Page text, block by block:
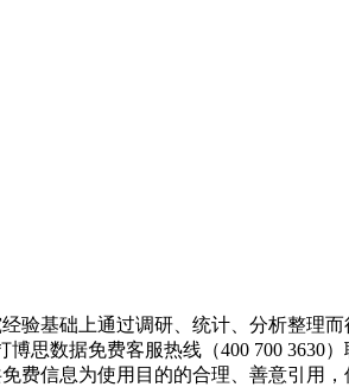
验基础上通过调研、统计、分析整理
思数据免费客服热线（400 700 3630）
费信息为使用目的的合理、善意引用